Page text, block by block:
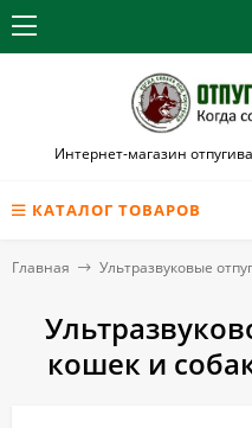
Интернет-магазин
КАТАЛОГ ТОВАРОВ
Главная Ультразвуковые
кошек и